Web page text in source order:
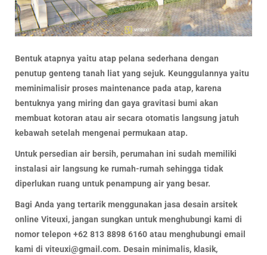
Bentuk atapnya yaitu atap pelana sederhana dengan
penutup genteng tanah liat yang sejuk. Keunggulannya yaitu
meminimalisir proses maintenance pada atap, karena
bentuknya yang miring dan gaya gravitasi bumi akan
membuat kotoran atau air secara otomatis langsung jatuh
kebawah setelah mengenai permukaan atap.
Untuk persedian air bersih, perumahan ini sudah memiliki
instalasi air langsung ke rumah-rumah sehingga tidak
diperlukan ruang untuk penampung air yang besar.
Bagi Anda yang tertarik menggunakan jasa desain arsitek
online Viteuxi, jangan sungkan untuk menghubungi kami di
nomor telepon +62 813 8898 6160 atau menghubungi email
kami di viteuxi@gmail.com. Desain minimalis, klasik,